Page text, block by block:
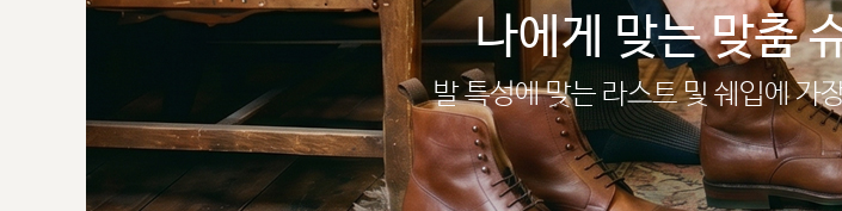
나에게 맞는 맞춤
발 특성에 맞는 라스트 및 쉐입에 가